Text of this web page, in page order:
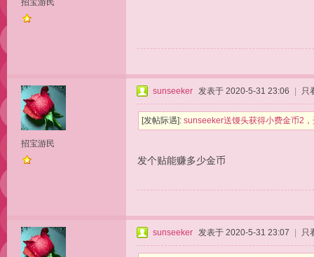
招宝游民
招宝游民
sunseeker 发表于 2020-5-31 23:06 只
[发帖际遇]: sunseeker送馒头获得小费金币2
发个贴能赚多少金币
sunseeker 发表于 2020-5-31 23:07 只